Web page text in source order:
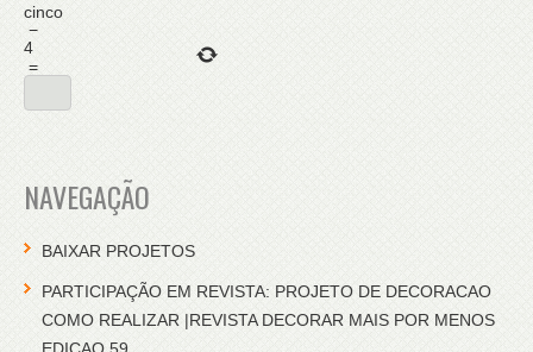
cinco
−
4
=
NAVEGAÇÃO
BAIXAR PROJETOS
PARTICIPAÇÃO EM REVISTA: PROJETO DE DECORACAO
COMO REALIZAR |REVISTA DECORAR MAIS POR MENOS